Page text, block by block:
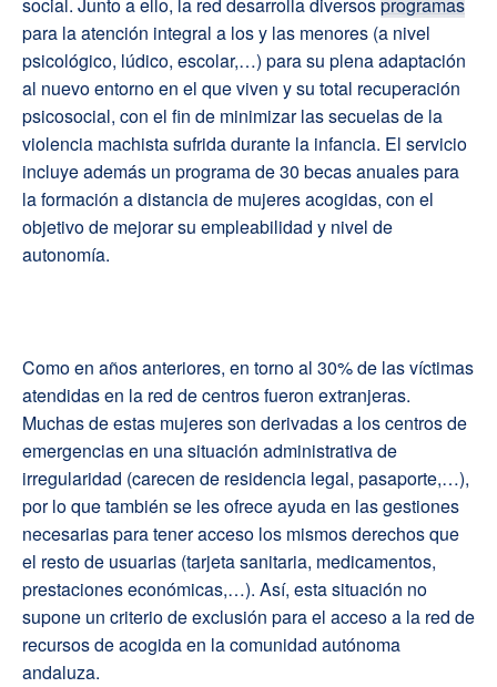
social. Junto a ello, la red desarrolla diversosprogramas
para la atención integral a los y las menores (a nivel
psicológico, lúdico, escolar,…) para su plena adaptación
al nuevo entorno en el que viven y su total recuperación
psicosocial, con el fin de minimizar las secuelas de la
violencia machista sufrida durante la infancia. El servicio
incluye además un programa de 30 becas anuales para
la formación a distancia de mujeres acogidas, con el
objetivo de mejorar su empleabilidad y nivel de
autonomía.
Como en años anteriores, en torno al 30% de las víctimas
atendidas en la red de centros fueron extranjeras.
Muchas de estas mujeres son derivadas a los centros de
emergencias en una situación administrativa de
irregularidad (carecen de residencia legal, pasaporte,…),
por lo que también se les ofrece ayuda en las gestiones
necesarias para tener acceso los mismos derechos que
el resto de usuarias (tarjeta sanitaria, medicamentos,
prestaciones económicas,…). Así, esta situación no
supone un criterio de exclusión para el acceso a la red de
recursos de acogida en la comunidad autónoma
andaluza.